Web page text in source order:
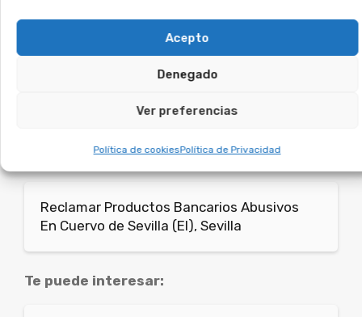
Acepto
Denegado
Ver preferencias
Política de cookiesPolítica de Privacidad
Reclamar Productos Bancarios Abusivos
En Vegas del Genil, Granada
Te puede interesar:
Reclamar Productos Bancarios Abusivos
En Cuervo de Sevilla (El), Sevilla
Te puede interesar: